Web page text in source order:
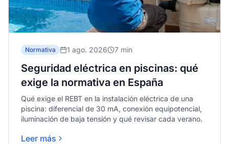
Normativa 1 ago. 2026 7 min
Seguridad eléctrica en piscinas: qué
exige la normativa en España
Qué exige el REBT en la instalación eléctrica de una
piscina: diferencial de 30 mA, conexión equipotencial,
iluminación de baja tensión y qué revisar cada verano.
Leer más